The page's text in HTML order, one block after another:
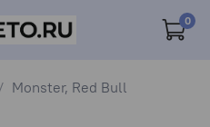
0
Monster, Red Bull